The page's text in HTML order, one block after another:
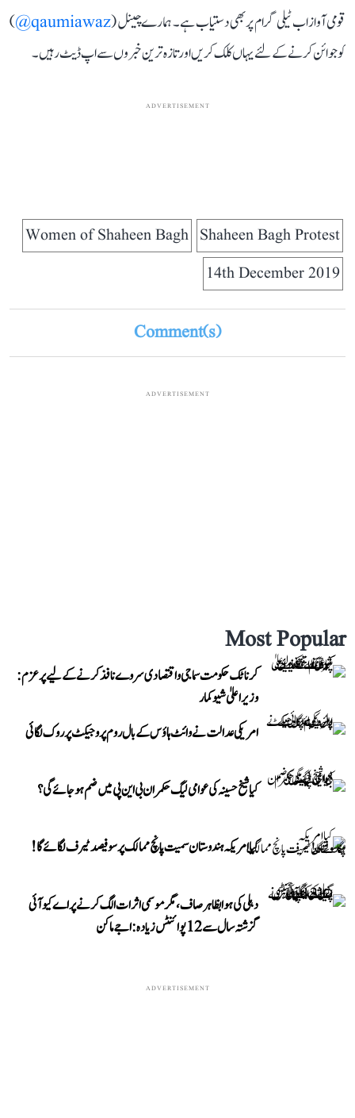
قومی آواز اب ٹیلی گرام پر بھی دستیاب ہے۔ ہمارے چینل (qaumiawaz@
)
کو جوائن کرنے کے لئے یہاں کلک کریں اور تازہ ترین خبروں سے اپ ڈیٹ رہیں۔
ADVERTISEMENT
Shaheen Bagh Protest
Women of Shaheen Bagh
14th December 2019
Comment(s)
ADVERTISEMENT
Most Popular
کرناٹک حکومت سماجی و اقتصادی سروے نافذ کرنے کے لیے پرعزم:
وزیر اعلیٰ شیوکمار
امریکی عدالت نے وائٹ ہاؤس کے بال روم پروجیکٹ پر روک لگائی
کیا شیخ حسینہ کی عوامی لیگ حکمران بی این پی میں ضم ہو جائے گی؟
کیا امریکہ ہندوستان سمیت پانچ ممالک پر سو فیصد ٹیرف لگائے گا!
دہلی کی ہوا بظاہر صاف، مگر موسمی اثرات الگ کرنے پر اے کیو آئی
گزشتہ سال سے 12 پوائنٹس زیادہ: اجے ماکن
ADVERTISEMENT